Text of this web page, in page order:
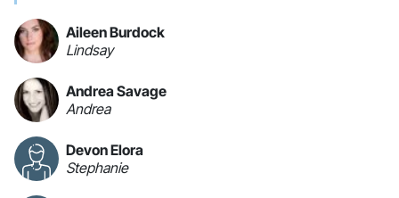
Aileen Burdock
Lindsay
Andrea Savage
Andrea
Devon Elora
Stephanie